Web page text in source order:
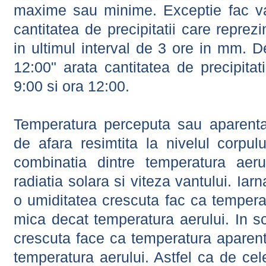
maxime sau minime. Exceptie fac
cantitatea de precipitatii care
in ultimul interval de 3 ore in mm.
12:00" arata cantitatea de
9:00 si ora 12:00.
Temperatura perceputa sau
de afara resimtita la nivelul
combinatia dintre temperatura
radiatia solara si viteza vantului.
o umiditatea crescuta fac ca
mica decat temperatura aerului. In
crescuta face ca temperatura
temperatura aerului. Astfel ca de